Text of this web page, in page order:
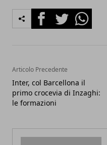
FacebookTwitterWhatsapp
Articolo Precedente
Inter, col Barcellona il
primo crocevia di Inzaghi:
le formazioni